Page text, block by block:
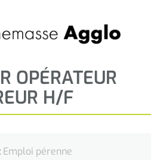
OPÉRATEUR
H/F
Emploi pérenne